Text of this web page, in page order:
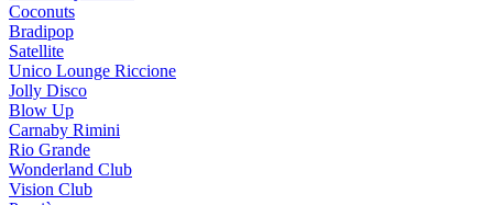
Coconuts
Bradipop
Satellite
Unico Lounge Riccione
Jolly Disco
Blow Up
Carnaby Rimini
Rio Grande
Wonderland Club
Vision Club